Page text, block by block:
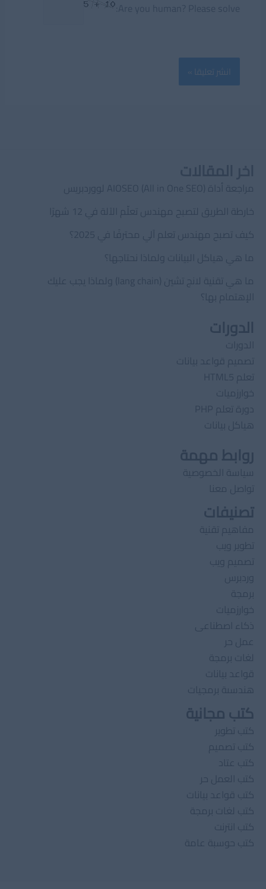
مراجعة أداة AIOSEO (All in One SEO) لووردبريس
خارطة الطريق لتصبح مهندس تعلّم الآلة في 12 شهرًا
كيف تصبح مهندس تعلم آلي محترفًا في 2025؟
ما هي هياكل البيانات ولماذا نحتاجها؟
ما هي تقنية لانج تشين (lang chain) ولماذا يجب عليك
الإهتمام بها؟
الدورات
الدورات
تصميم قواعد بيانات
تعلم HTML5
خوارزميات
دورة تعلم PHP
هياكل بيانات
روابط مهمة
سياسة الخصوصية
تواصل معنا
تصنيفات
مفاهيم تقنية
تطوير ويب
تصميم ويب
وردبرس
برمجة
خوارزميات
ذكاء اصطناعى
عمل حر
لغات برمجة
قواعد بيانات
هندسىة برمجيات
كتب مجانية
كتب تطوير
كتب تصميم
كتب عتاد
كتب العمل حر
كتب قواعد بيانات
كتب لغات برمجة
كتب انترنت
كتب حوسبة عامة